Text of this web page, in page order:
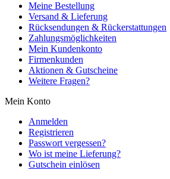
Meine Bestellung
Versand & Lieferung
Rücksendungen & Rückerstattungen
Zahlungsmöglichkeiten
Mein Kundenkonto
Firmenkunden
Aktionen & Gutscheine
Weitere Fragen?
Mein Konto
Anmelden
Registrieren
Passwort vergessen?
Wo ist meine Lieferung?
Gutschein einlösen